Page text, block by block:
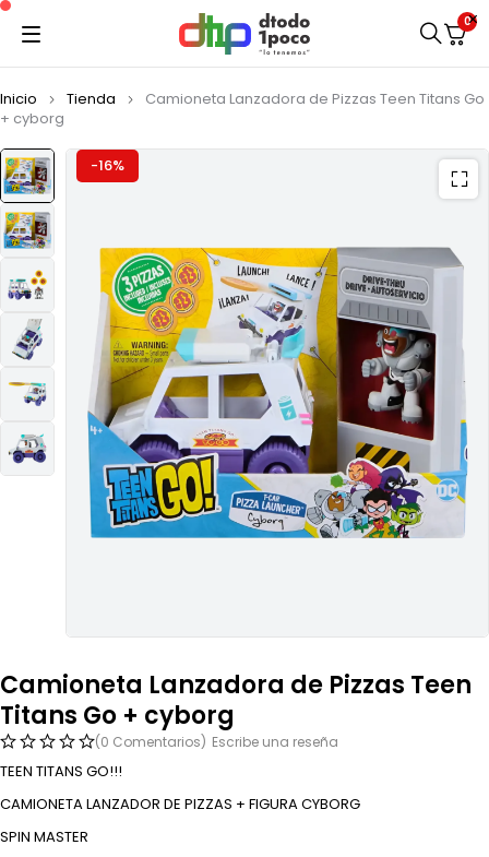
0
Inicio Tienda
Camioneta Lanzadora de Pizzas Teen Titans Go
+ cyborg
-16%
Camioneta Lanzadora de Pizzas Teen
Titans Go + cyborg
(0 Comentarios) Escribe una reseña
TEEN TITANS GO!!!
CAMIONETA LANZADOR DE PIZZAS + FIGURA CYBORG
SPIN MASTER